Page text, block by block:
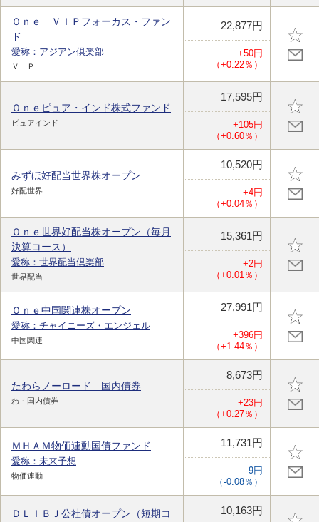
Ｏｎｅ ＶＩＰフォーカス・ファン
ド
愛称：アジアン倶楽部
ＶＩＰ
22,877円
+50円
（+0.22％）
Ｏｎｅピュア・インド株式ファンド
ピュアインド
17,595円
+105円
（+0.60％）
みずほ好配当世界株オープン
好配世界
10,520円
+4円
（+0.04％）
Ｏｎｅ世界好配当株オープン（毎月
決算コース）
愛称：世界配当倶楽部
世界配当
15,361円
+2円
（+0.01％）
Ｏｎｅ中国関連株オープン
愛称：チャイニーズ・エンジェル
中国関連
27,991円
+396円
（+1.44％）
たわらノーロード 国内債券
わ・国内債券
8,673円
+23円
（+0.27％）
ＭＨＡＭ物価連動国債ファンド
愛称：未来予想
物価連動
11,731円
-9円
（-0.08％）
ＤＬＩＢＪ公社債オープン（短期コ
10,163円